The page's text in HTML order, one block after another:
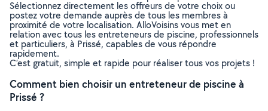
Sélectionnez directement les offreurs de votre choix ou
postez votre demande auprès de tous les membres à
proximité de votre localisation. AlloVoisins vous met en
relation avec tous les entreteneurs de piscine, professionnels
et particuliers, à Prissé, capables de vous répondre
rapidement.
C’est gratuit, simple et rapide pour réaliser tous vos projets !
Comment bien choisir un entreteneur de piscine à
Prissé ?